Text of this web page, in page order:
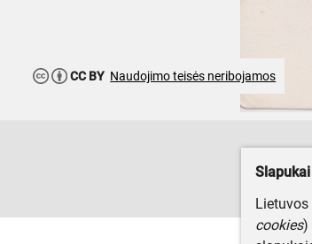
CC BY Naudojimo teisės neribojamos
Slapukai
cookies)